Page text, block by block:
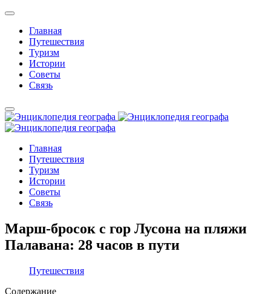
Главная
Путешествия
Туризм
Истории
Советы
Связь
Главная
Путешествия
Туризм
Истории
Советы
Связь
Марш-бросок с гор Лусона на пляжи
Палавана: 28 часов в пути
Путешествия
Содержание